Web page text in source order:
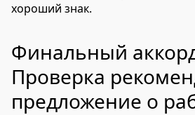
хороший знак.
Финальный
Проверка
предложение о